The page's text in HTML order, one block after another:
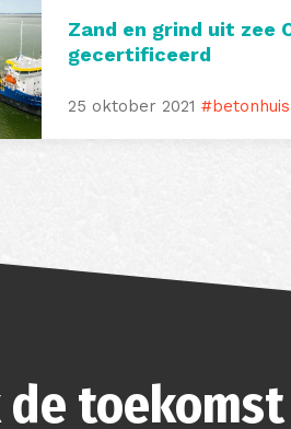
Zand en grind uit zee
gecertificeerd
25 oktober 2021 #betonhuis